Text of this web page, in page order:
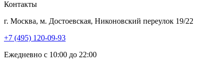
Контакты
г. Москва, м. Достоевская, Никоновский переулок 19/22
+7 (495) 120-09-93
Ежедневно с 10:00 до 22:00